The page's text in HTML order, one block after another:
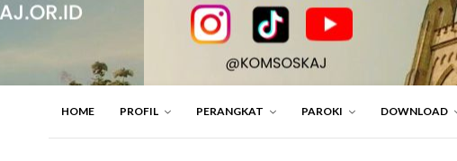
HOME PROFIL PERANGKAT PAROKI DOWNLOAD